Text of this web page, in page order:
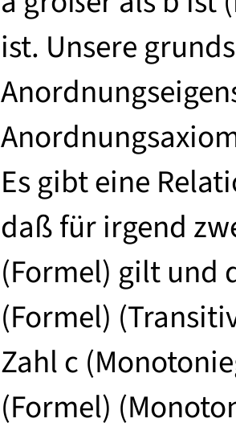
ist. Unsere
Es gibt eine
daß für irgend
(Formel) gilt und
(Formel)
Zahl c
(Formel)